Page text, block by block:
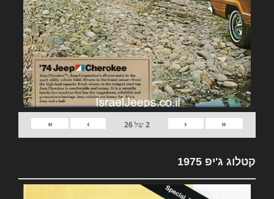
«
‹
2של26
›
»
קטלוג ג'יפ 1975